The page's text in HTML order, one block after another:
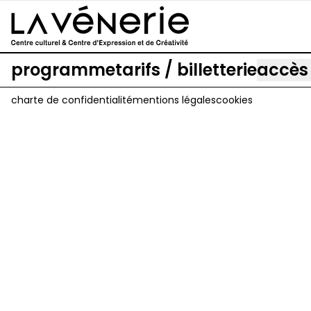
Aller au contenu principal
programmetarifs / billetterie
charte de confidentialitémentions légalescookies